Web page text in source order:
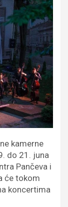
kamerne
do 21. juna
Pančeva i
će tokom
koncertima